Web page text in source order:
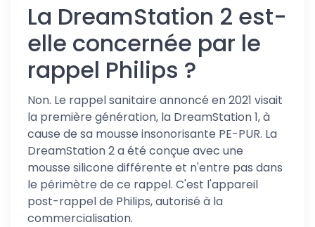
La DreamStation 2 est-
elle concernée par le
rappel Philips ?
Non. Le rappel sanitaire annoncé en 2021 visait
la première génération, la DreamStation 1, à
cause de sa mousse insonorisante PE-PUR. La
DreamStation 2 a été conçue avec une
mousse silicone différente et n'entre pas dans
le périmètre de ce rappel. C'est l'appareil
post-rappel de Philips, autorisé à la
commercialisation.